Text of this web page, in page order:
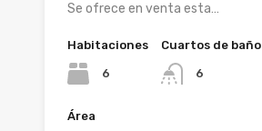
Se ofrece en venta esta…
Habitaciones
6
Cuartos de baño
6
Área